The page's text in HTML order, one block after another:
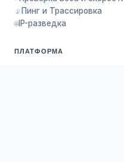
📡Пинг и Трассировка
🌐IP-разведка
ПЛАТФОРМА